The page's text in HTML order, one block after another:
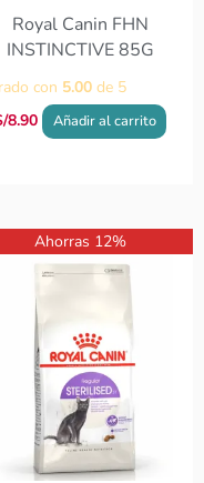
Royal Canin FHN
INSTINCTIVE 85G
con 5.00 de 5
8.90 Añadir al carrito
Ahorras 12%
de